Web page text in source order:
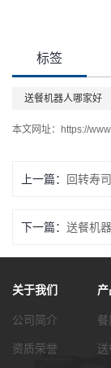
标签
送餐机器人哪家好
本文网址： https://
上一篇：
下一篇： 送餐机
关于我们
公司简介
资质荣誉